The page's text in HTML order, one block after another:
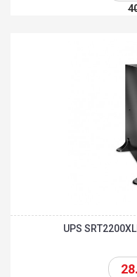
UPS